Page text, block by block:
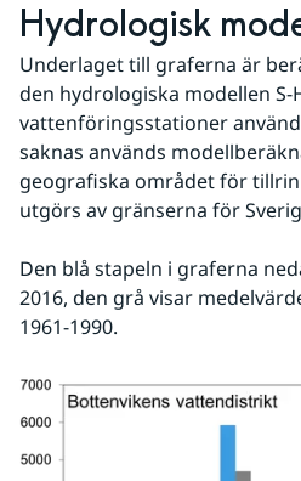
Hydrologisk
Underlaget till graferna är
den hydrologiska modellen S-
vattenföringsstationer
saknas används
geografiska området för
utgörs av gränserna för
Den blå stapeln i graferna
2016, den grå visar
1961-1990.